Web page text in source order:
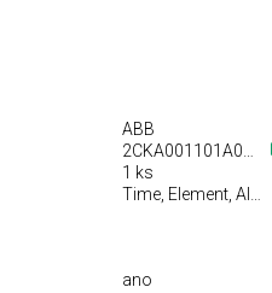
ABB
2CKA001101A0918
1 ks
Time, Element, Alpha exclusive, Solo, Future linear, Neo, Busch-axcent
ano